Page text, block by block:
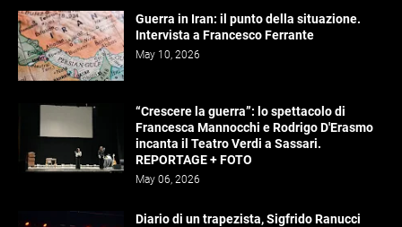
Guerra in Iran: il punto della situazione.
Intervista a Francesco Ferrante
May 10, 2026
“Crescere la guerra”: lo spettacolo di
Francesca Mannocchi e Rodrigo D'Erasmo
incanta il Teatro Verdi a Sassari.
REPORTAGE + FOTO
May 06, 2026
Diario di un trapezista, Sigfrido Ranucci